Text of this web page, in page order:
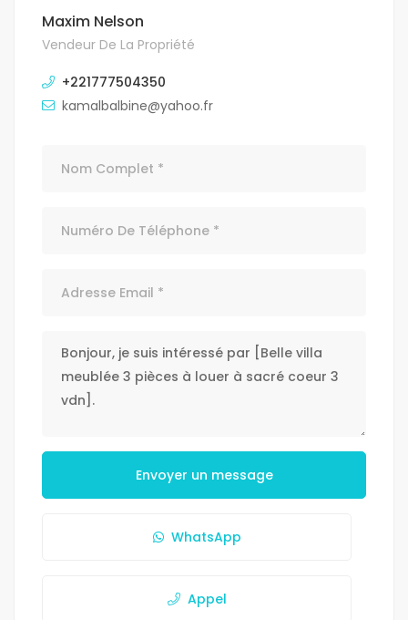
Maxim Nelson
Vendeur De La Propriété
+221777504350
kamalbalbine@yahoo.fr
Envoyer un message
WhatsApp
Appel